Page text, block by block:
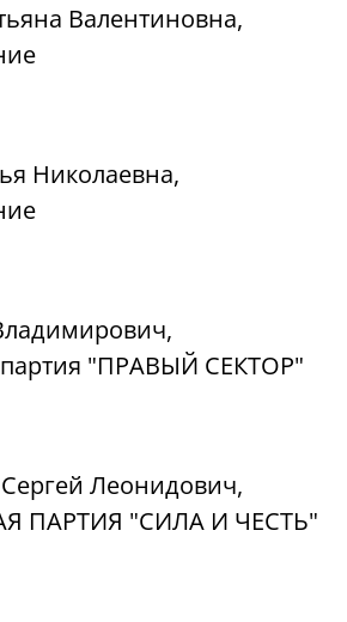
Валентиновна,
Николаевна,
партия "ПРАВЫЙ СЕКТОР"
Леонидович,
ПАРТИЯ "СИЛА И ЧЕСТЬ"